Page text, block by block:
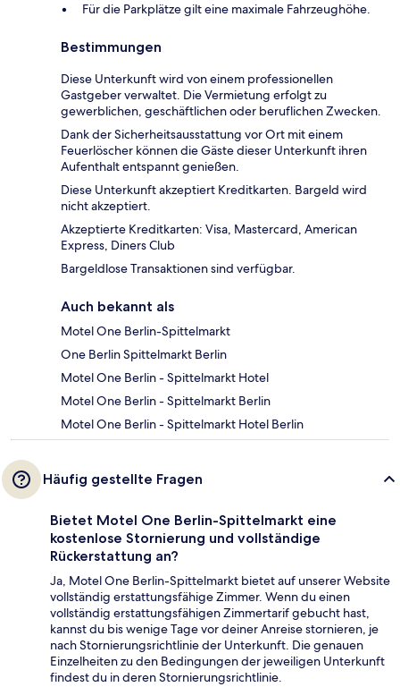
Für die Parkplätze gilt eine maximale Fahrzeughöhe.
Bestimmungen
Diese Unterkunft wird von einem professionellen
Gastgeber verwaltet. Die Vermietung erfolgt zu
gewerblichen, geschäftlichen oder beruflichen Zwecken.
Dank der Sicherheitsausstattung vor Ort mit einem
Feuerlöscher können die Gäste dieser Unterkunft ihren
Aufenthalt entspannt genießen.
Diese Unterkunft akzeptiert Kreditkarten. Bargeld wird
nicht akzeptiert.
Akzeptierte Kreditkarten: Visa, Mastercard, American
Express, Diners Club
Bargeldlose Transaktionen sind verfügbar.
Auch bekannt als
Motel One Berlin-Spittelmarkt
One Berlin Spittelmarkt Berlin
Motel One Berlin - Spittelmarkt Hotel
Motel One Berlin - Spittelmarkt Berlin
Motel One Berlin - Spittelmarkt Hotel Berlin
Häufig gestellte Fragen
Bietet Motel One Berlin-Spittelmarkt eine
kostenlose Stornierung und vollständige
Rückerstattung an?
Ja, Motel One Berlin-Spittelmarkt bietet auf unserer Website
vollständig erstattungsfähige Zimmer. Wenn du einen
vollständig erstattungsfähigen Zimmertarif gebucht hast,
kannst du bis wenige Tage vor deiner Anreise stornieren, je
nach Stornierungsrichtlinie der Unterkunft. Die genauen
Einzelheiten zu den Bedingungen der jeweiligen Unterkunft
findest du in deren Stornierungsrichtlinie.